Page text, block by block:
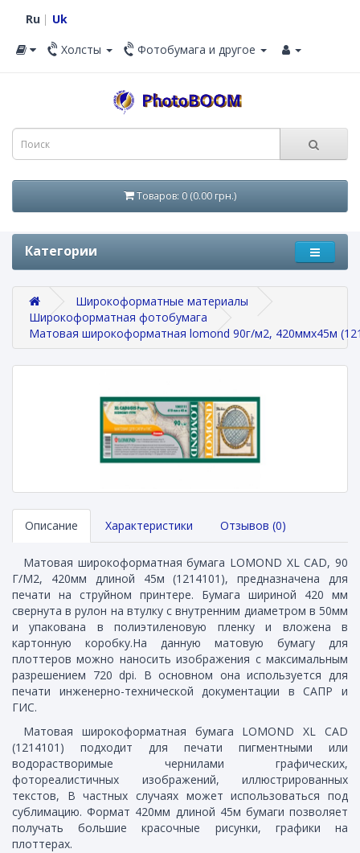
Ru
Uk
Холсты
Фотобумага и другое
Товаров: 0 (0.00 грн.)
Категории
Широкоформатные материалы
Широкоформатная фотобумага
Матовая широкоформатная lomond 90г/м2, 420ммх45м
Описание Характеристики Отзывов (0)
Матовая широкоформатная бумага LOMOND XL CAD, 90
Г/М2, 420мм длиной 45м (1214101), предназначена для
печати на струйном принтере. Бумага шириной 420 мм
свернута в рулон на втулку с внутренним диаметром в 50мм
и упакована в полиэтиленовую пленку и вложена в
картонную коробку.На данную матовую бумагу для
плоттеров можно наносить изображения с максимальным
разрешением 720 dpi. В основном она используется для
печати инженерно-технической документации в САПР и
ГИС.
Матовая широкоформатная бумага LOMOND XL CAD
(1214101) подходит для печати пигментными или
водорастворимые чернилами графических,
фотореалистичных изображений, иллюстрированных
текстов, В частных случаях может использоваться под
сублимацию. Формат 420мм длиной 45м бумаги позволяет
получать большие красочные рисунки, графики на
плоттерах.